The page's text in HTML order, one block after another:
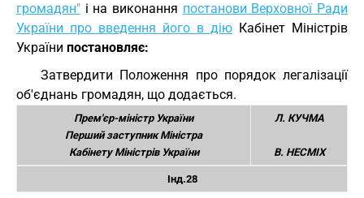
громадян" і на виконання постанови Верховної Ради
України про введення його в дію Кабінет Міністрів
України постановляє:
Затвердити Положення про порядок легалізації
об'єднань громадян, що додається.
Прем'єр-міністр України
Перший заступник Міністра
Кабінету Міністрів України
Л. КУЧМА
В. НЕСМІХ
Інд.28